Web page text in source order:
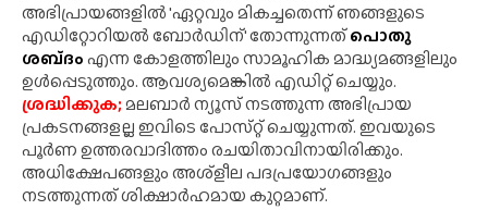
അഭിപ്രായങ്ങളിൽ 'ഏറ്റവും മികച്ചതെന്ന് ഞങ്ങളുടെ
എഡിറ്റോറിയൽ ബോർഡിന്' തോന്നുന്നത്പൊതു
ശബ്‌ദംഎന്ന കോളത്തിലും സാമൂഹിക മാദ്ധ്യമങ്ങളിലും
ഉൾപ്പെടുത്തും. ആവശ്യമെങ്കിൽ എഡിറ്റ് ചെയ്യും.
ശ്രദ്ധിക്കുക;മലബാർ ന്യൂസ് നടത്തുന്ന അഭിപ്രായ
പ്രകടനങ്ങളല്ല ഇവിടെ പോസ്‌റ്റ് ചെയ്യുന്നത്. ഇവയുടെ
പൂർണ ഉത്തരവാദിത്തം രചയിതാവിനായിരിക്കും.
അധിക്ഷേപങ്ങളും അശ്‌ളീല പദപ്രയോഗങ്ങളും
നടത്തുന്നത് ശിക്ഷാർഹമായ കുറ്റമാണ്.